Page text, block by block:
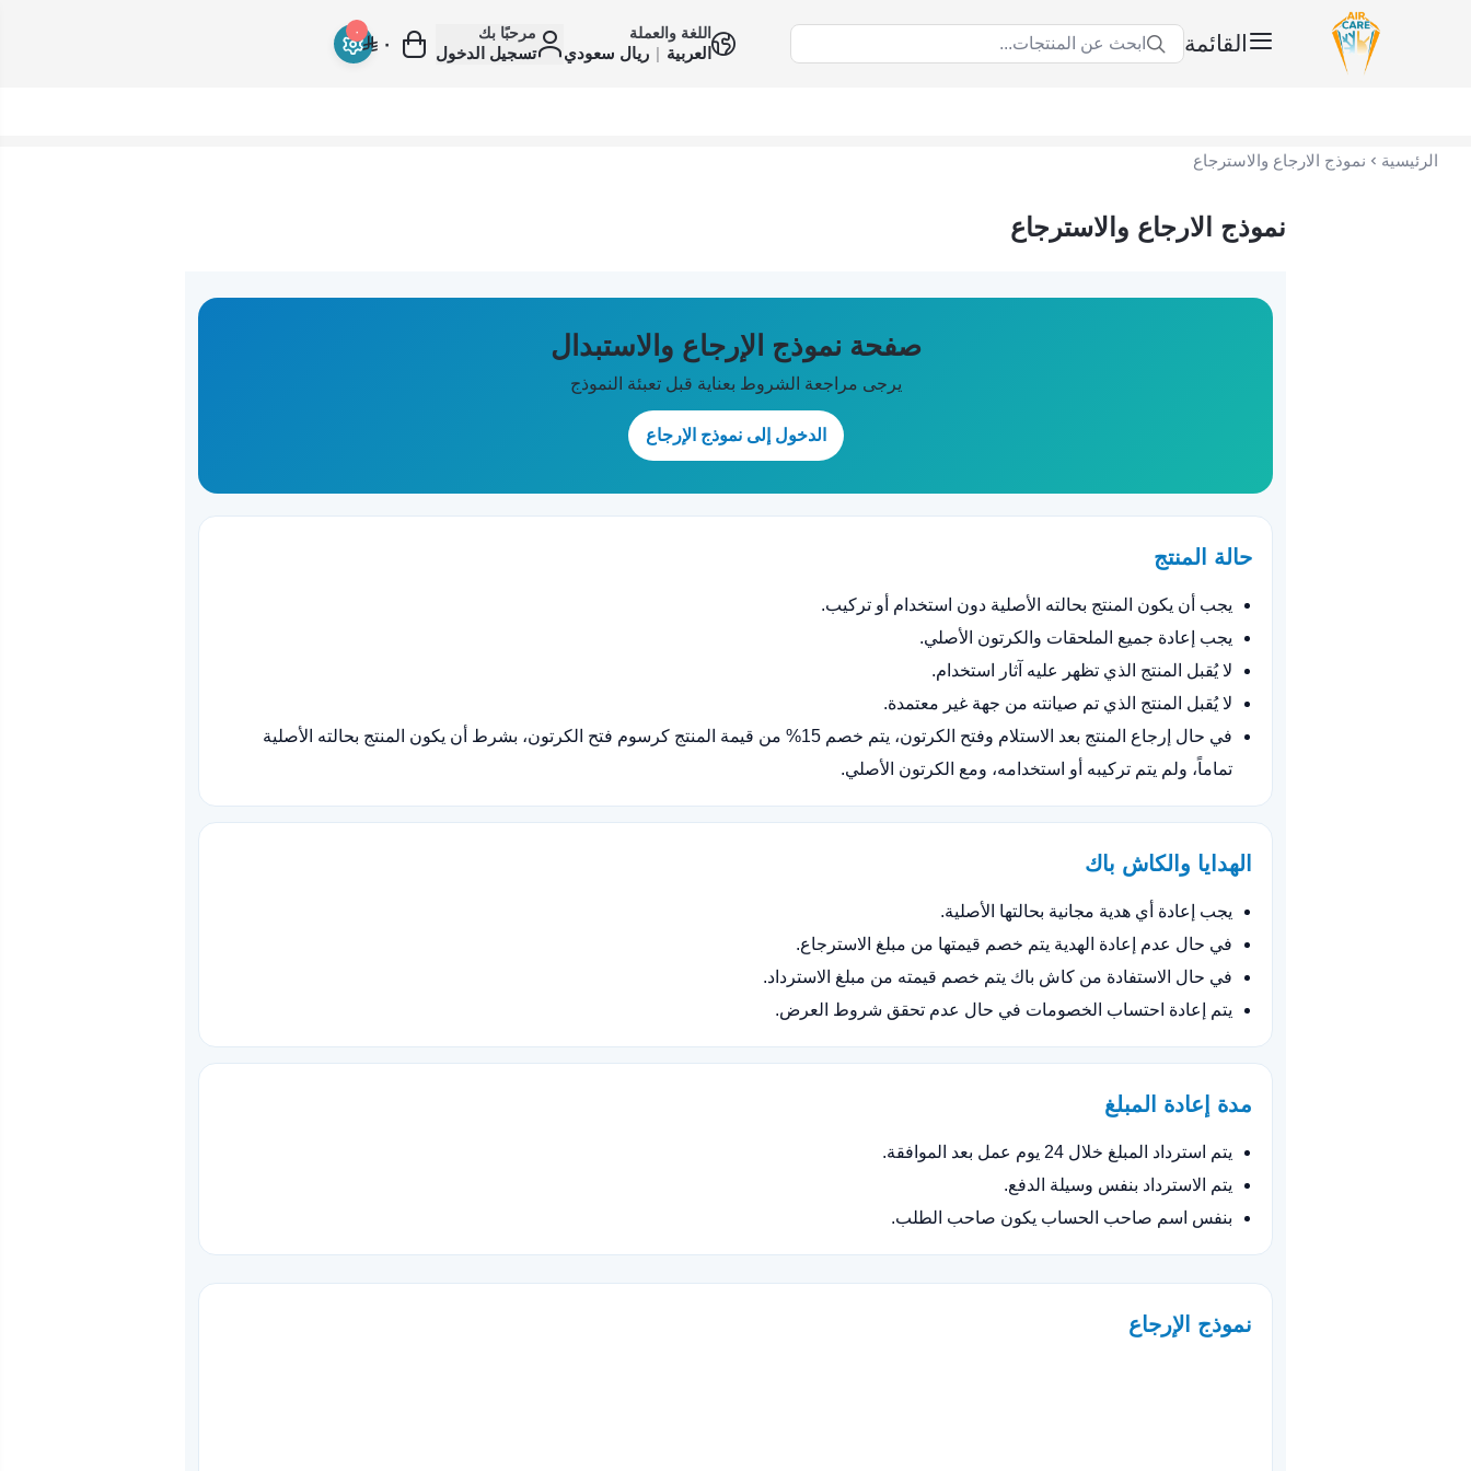
القائمة ابحث عن المنتجات...
اللغة والعملة
العربية | ريال سعودي
مرحبًا بك
تسجيل الدخول
٠
٠
الرئيسية نموذج الارجاع والاسترجاع
نموذج الارجاع والاسترجاع
صفحة نموذج الإرجاع والاستبدال
يرجى مراجعة الشروط بعناية قبل تعبئة النموذج
الدخول إلى نموذج الإرجاع
حالة المنتج
يجب أن يكون المنتج بحالته الأصلية دون استخدام أو تركيب.
يجب إعادة جميع الملحقات والكرتون الأصلي.
لا يُقبل المنتج الذي تظهر عليه آثار استخدام.
لا يُقبل المنتج الذي تم صيانته من جهة غير معتمدة.
في حال إرجاع المنتج بعد الاستلام وفتح الكرتون، يتم خصم 15% من قيمة المنتج كرسوم فتح الكرتون، بشرط أن يكون المنتج بحالته الأصلية
تماماً، ولم يتم تركيبه أو استخدامه، ومع الكرتون الأصلي.
الهدايا والكاش باك
يجب إعادة أي هدية مجانية بحالتها الأصلية.
في حال عدم إعادة الهدية يتم خصم قيمتها من مبلغ الاسترجاع.
في حال الاستفادة من كاش باك يتم خصم قيمته من مبلغ الاسترداد.
يتم إعادة احتساب الخصومات في حال عدم تحقق شروط العرض.
مدة إعادة المبلغ
يتم استرداد المبلغ خلال 24 يوم عمل بعد الموافقة.
يتم الاسترداد بنفس وسيلة الدفع.
بنفس اسم صاحب الحساب يكون صاحب الطلب.
نموذج الإرجاع